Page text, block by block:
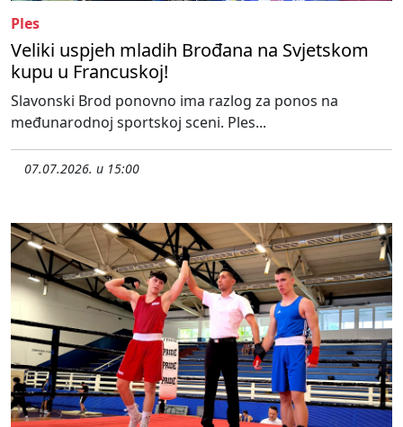
Ples
Veliki uspjeh mladih Brođana na Svjetskom
kupu u Francuskoj!
Slavonski Brod ponovno ima razlog za ponos na
međunarodnoj sportskoj sceni. Ples...
07.07.2026. u 15:00